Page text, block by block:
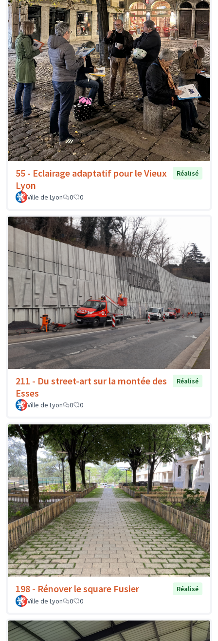
55 - Eclairage adaptatif pour le Vieux
Lyon
Réalisé
Ville de Lyon 0 0
211 - Du street-art sur la montée des
Esses
Réalisé
Ville de Lyon 0 0
198 - Rénover le square Fusier
Réalisé
Ville de Lyon
0 0